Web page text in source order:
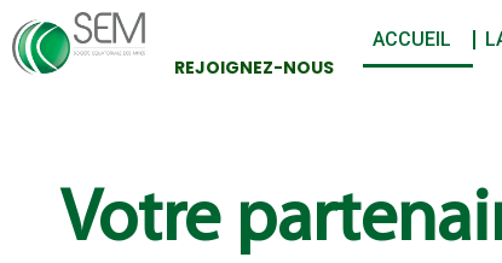
REJOIGNEZ-NOUS
ACCUEIL
Votre